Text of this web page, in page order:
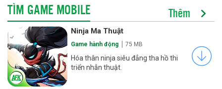
TÌM GAME MOBILE Thêm
Ninja Ma Thuật
Game hành động 75 MB
Hóa thân ninja siêu đẳng tha hồ thi
triển nhẫn thuật.